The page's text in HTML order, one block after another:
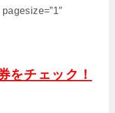
をチェック！